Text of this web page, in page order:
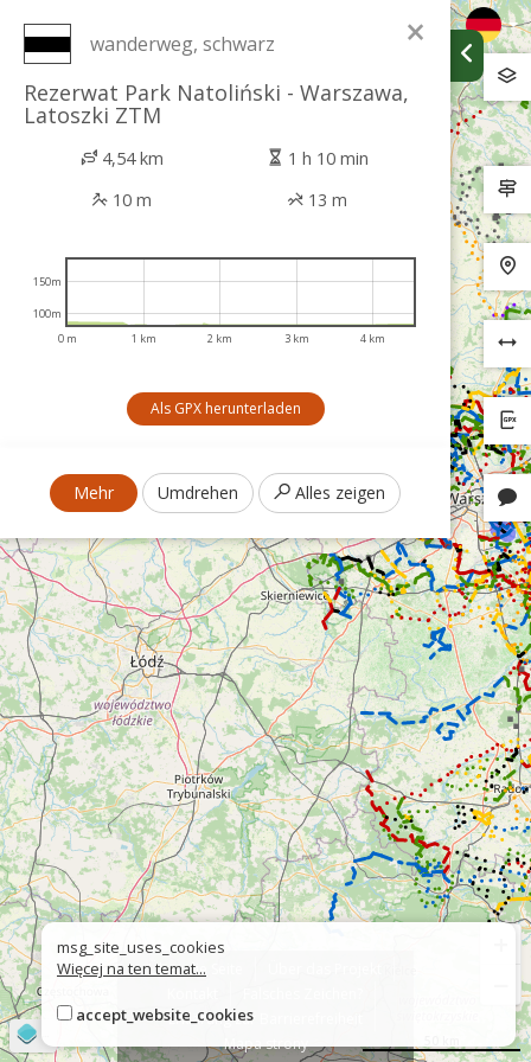
×
wanderweg, schwarz
Rezerwat Park Natoliński - Warszawa,
Latoszki ZTM
4,54 km
1 h 10 min
10 m
13 m
0 m 1 km 2 km 3 km 4 km
100m
150m
Als GPX herunterladen
Mehr Umdrehen Alles zeigen
Über die Seite
Erklärung zur Barrierefreiheit
Mapa strony
msg_site_uses_cookies
Więcej na ten temat...
accept_website_cookies